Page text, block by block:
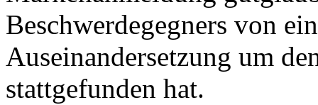
Beschwerdegegners von
Auseinandersetzung um
stattgefunden hat.